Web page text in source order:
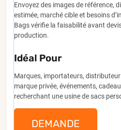
Envoyez des images de référence,
estimée, marché cible et besoins
Bags vérifie la faisabilité avant
production.
Idéal Pour
Marques, importateurs,
marque privée, événements,
recherchant une usine de sacs
DEMANDE